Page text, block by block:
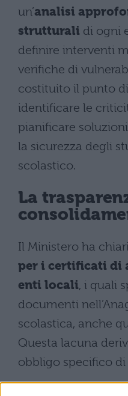
un’analisi
strutturali di ogni
definire interventi
verifiche di
costituito il punto
identificare le
pianificare
la sicurezza degli
scolastico.
La
Il Ministero ha
per i certificati di
enti locali, i quali
documenti
scolastica, anche
Questa lacuna
obbligo specifico